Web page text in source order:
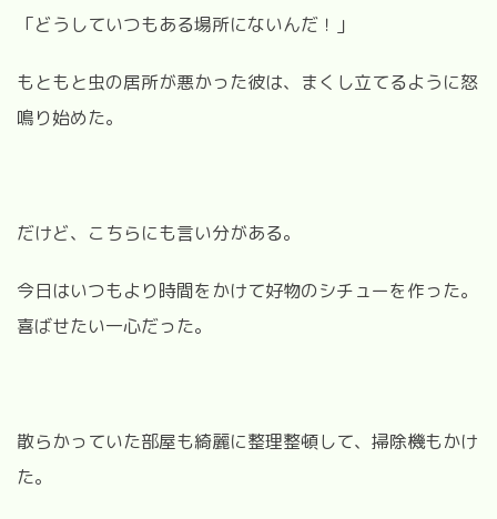
「どうしていつもある場所にないんだ！」
もともと虫の居所が悪かった彼は、まくし立てるように怒
鳴り始めた。
だけど、こちらにも言い分がある。
今日はいつもより時間をかけて好物のシチューを作った。
喜ばせたい一心だった。
散らかっていた部屋も綺麗に整理整頓して、掃除機もかけ
た。